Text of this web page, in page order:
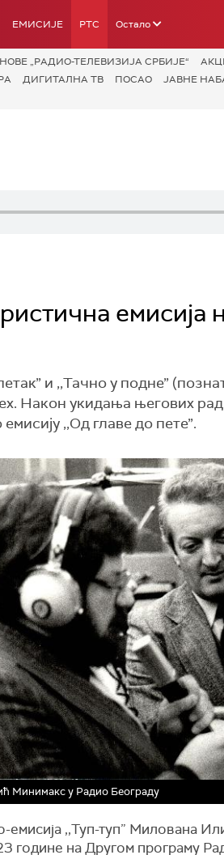
ЕМИСИЈЕ РТС Остало
„РАДИО-ТЕЛЕВИЗИЈА СРБИЈЕ“
ДИГИТАЛНА ТВ ПОСАО ЈАВНЕ
емисија
и ,,Тачно у подне”
Након укидања његових
,,Од главе до пете”.
Минимакс у Радио Београду
емисија ,,Туп-туп” Милована
године на Другом програму